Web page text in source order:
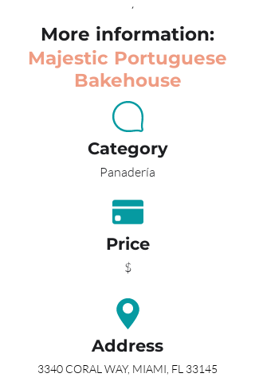
ATRÁS
More information:
Majestic Portuguese
Bakehouse
Category
Panadería
Price
$
Address
3340 CORAL WAY, MIAMI, FL 33145